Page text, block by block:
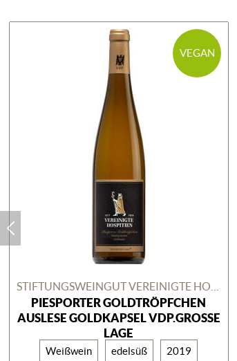
VEGAN
PIESPORTER GOLDTRÖPFCHEN
AUSLESE GOLDKAPSEL VDP.GROSSE
LAGE
Weißwein edelsüß 2019